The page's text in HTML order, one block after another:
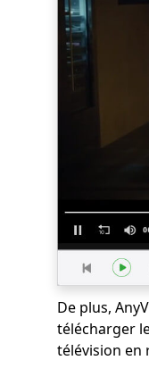
De plus,
télécharger
télévision en